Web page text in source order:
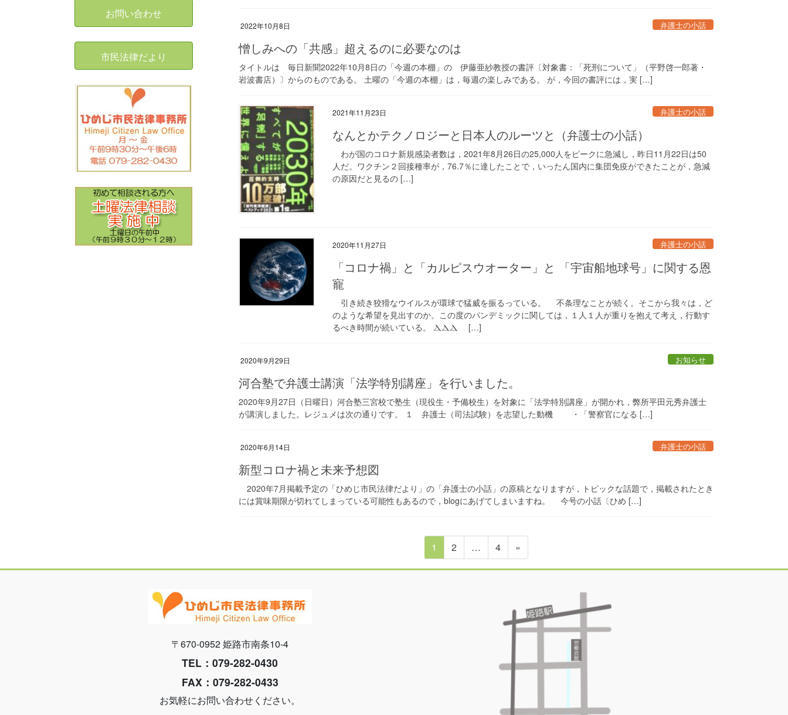
2022年10月8日 弁護士の小話
憎しみへの「共感」超えるのに必要なのは
タイトルは 毎日新聞2022年10月8日の「今週の本棚」の 伊藤亜紗教授の書評〔対象書：「死刑について」（平野啓一郎著・
岩波書店）〕からのものである。 土曜の「今週の本棚」は，毎週の楽しみである。 が，今回の書評には，実 […]
2021年11月23日 弁護士の小話
なんとかテクノロジーと日本人のルーツと（弁護士の小話）
わが国のコロナ新規感染者数は，2021年8月26日の25,000人をピークに急減し，昨日11月22日は50
人だ。ワクチン２回接種率が，76.7％に達したことで，いったん国内に集団免疫ができたことが，急減
の原因だと見るの […]
2020年11月27日 弁護士の小話
「コロナ禍」と「カルピスウオーター」と 「宇宙船地球号」に関する恩
寵
引き続き狡猾なウイルスが環球で猛威を振るっている。 不条理なことが続く。そこから我々は，ど
のような希望を見出すのか。この度のパンデミックに関しては，１人１人が重りを抱えて考え，行動す
るべき時間が続いている。 ⲆⲆⲆ […]
2020年9月29日 お知らせ
河合塾で弁護士講演「法学特別講座」を行いました。
2020年9月27日（日曜日）河合塾三宮校で塾生（現役生・予備校生）を対象に「法学特別講座」が開かれ，弊所平田元秀弁護士
が講演しました。レジュメは次の通りです。 １ 弁護士（司法試験）を志望した動機 ・「警察官になる […]
2020年6月14日 弁護士の小話
新型コロナ禍と未来予想図
2020年7月掲載予定の「ひめじ市民法律だより」の「弁護士の小話」の原稿となりますが，トピックな話題で，掲載されたとき
には賞味期限が切れてしまっている可能性もあるので，blogにあげてしまいますね。 今号の小話〔ひめ […]
稿
ペ
ー
送
り
固
定
1
固
定
2 …
固
定
4 »
お問い合わせ
市民法律だより
〒670-0952 姫路市南条10-4
TEL：079-282-0430
FAX：079-282-0433
お気軽にお問い合わせください。